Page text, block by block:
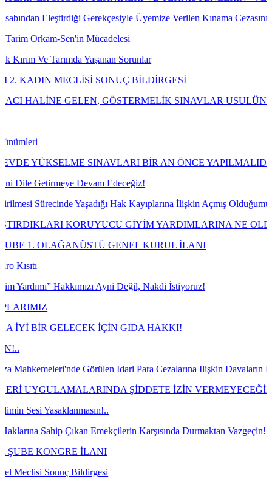
Gerekçesiyle Üyemize Verilen Kınama Cezasının İptali İçin
Mücadelesi
Yaşanan Sorunlar
SONUÇ BİLDİRGESİ
GÖSTERMELİK SINAVLAR USULÜNE UYGUN
SINAVLARI BİR AN ÖNCE YAPILMALIDIR!
Devam Edeceğiz!
Hak Kayıplarına İlişkin Açmış Olduğumuz Davayı
GİYİM YARDIMLARINA NE OLDU?
GENEL KURUL İLANI
Ayni Değil, Nakdi İstiyoruz!
İÇİN GIDA HAKKI!
Görülen Idari Para Cezalarına Ilişkin Davaların Kazanılması
ŞİDDETE İZİN VERMEYECEĞİZ!
Emekçilerin Karşısında Durmaktan Vazgeçin!
İLANI
Bildirgesi